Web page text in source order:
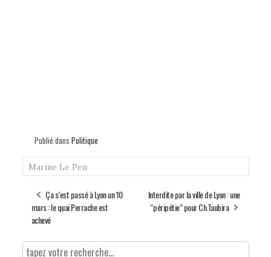
Publié dans Politique
Marine Le Pen
Ça s’est passé à Lyon un 10
mars : le quai Perrache est
achevé
Interdite par la ville de Lyon : une
“péripétie” pour Ch.Taubira